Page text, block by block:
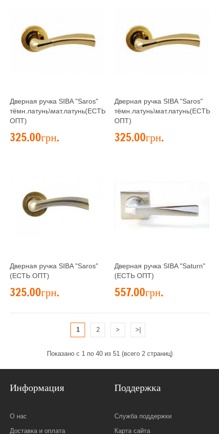
Дверная ручка SIBA "Saros"
тёмн.латунь\мат.латунь(ЕСТЬ
ОПТ)
325.00грн.
Дверная ручка SIBA "Saros"
тёмн.латунь\мат.латунь(ЕСТЬ
ОПТ)
325.00грн.
Дверная ручка SIBA "Saros"
(ЕСТЬ ОПТ)
325.00грн.
Дверная ручка SIBA "Saturn"
(ЕСТЬ ОПТ)
557.00грн.
1 2 > >|
Показано с 1 по 40 из 51 (всего 2 страниц)
Информация
О нас
Доставка и оплата
Поддержка
Служба поддержки
Карта сайта